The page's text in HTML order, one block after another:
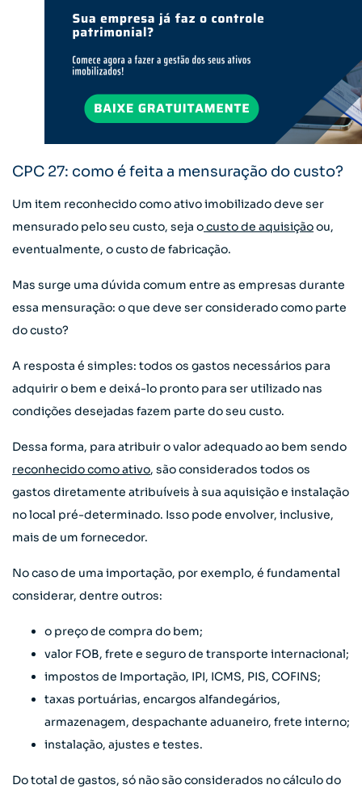
CPC 27: como é feita a mensuração do custo?
Um item reconhecido como ativo imobilizado deve ser
mensurado pelo seu custo, seja ocusto de aquisiçãoou,
eventualmente, o custo de fabricação.
Mas surge uma dúvida comum entre as empresas durante
essa mensuração: o que deve ser considerado como parte
do custo?
A resposta é simples: todos os gastos necessários para
adquirir o bem e deixá-lo pronto para ser utilizado nas
condições desejadas fazem parte do seu custo.
Dessa forma, para atribuir o valor adequado ao bem sendo
reconhecido como ativo, são considerados todos os
gastos diretamente atribuíveis à sua aquisição e instalação
no local pré-determinado. Isso pode envolver, inclusive,
mais de um fornecedor.
No caso de uma importação, por exemplo, é fundamental
considerar, dentre outros:
o preço de compra do bem;
valor FOB, frete e seguro de transporte internacional;
impostos de Importação, IPI, ICMS, PIS, COFINS;
taxas portuárias, encargos alfandegários,
armazenagem, despachante aduaneiro, frete interno;
instalação, ajustes e testes.
Do total de gastos, só não são considerados no cálculo do